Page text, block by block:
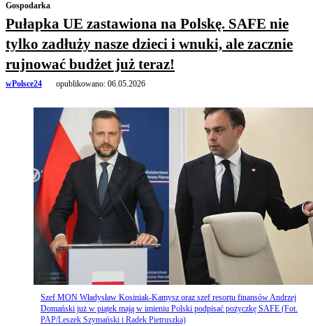
Gospodarka
Pułapka UE zastawiona na Polskę. SAFE nie
tylko zadłuży nasze dzieci i wnuki, ale zacznie
rujnować budżet już teraz!
wPolsce24 opublikowano: 06.05.2026
Szef MON Władysław Kosiniak-Kamysz oraz szef resortu finansów Andrzej
Domański już w piątek mają w imieniu Polski podpisać pożyczkę SAFE (Fot.
PAP/Leszek Szymański i Radek Pietruszka)